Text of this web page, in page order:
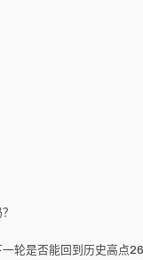
轮是否能回到历史高点